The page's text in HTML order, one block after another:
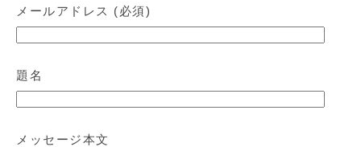
メールアドレス (必須)
題名
メッセージ本文